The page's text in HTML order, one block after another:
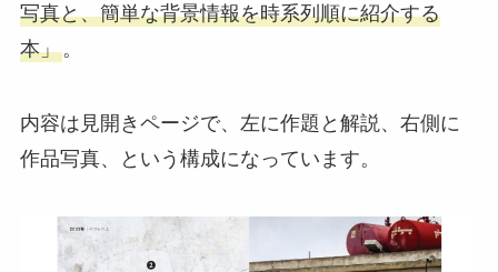
写真と、簡単な背景情報を時系列順に紹介する
本」。
内容は見開きページで、左に作題と解説、右側に
作品写真、という構成になっています。